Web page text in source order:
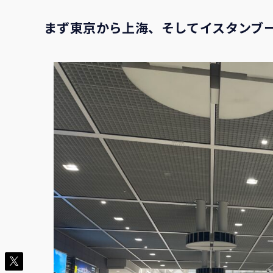
まず東京から上海、そしてイスタンブ